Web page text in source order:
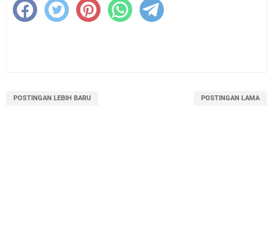
POSTINGAN LEBIH BARU POSTINGAN LAMA